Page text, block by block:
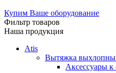
Купим Ваше оборудование
Фильтр товаров
Наша продукция
Atis
Вытяжка
Аксессуары